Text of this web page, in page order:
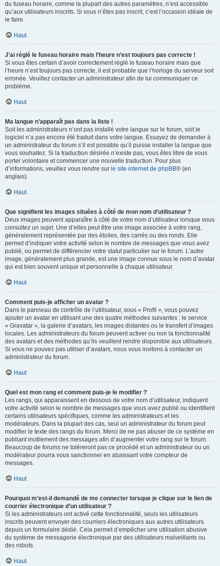
du fuseau horaire, comme la plupart des autres paramètres, n’est accessible
qu’aux utilisateurs inscrits. Si vous n’êtes pas inscrit, c’est l’occasion idéale de
le faire.
Haut
J’ai réglé le fuseau horaire mais l’heure n’est toujours pas correcte !
Si vous êtes certain d’avoir correctement réglé le fuseau horaire mais que
l’heure n’est toujours pas correcte, il est probable que l’horloge du serveur soit
erronée. Veuillez contacter un administrateur afin de lui communiquer ce
problème.
Haut
Ma langue n’apparaît pas dans la liste !
Soit les administrateurs n’ont pas installé votre langue sur le forum, soit le
logiciel n’a pas encore été traduit dans votre langue. Essayez de demander à
un administrateur du forum s’il est possible qu’il puisse installer la langue que
vous souhaitez. Si la traduction désirée n’existe pas, vous êtes libre de vous
porter volontaire et commencer une nouvelle traduction. Pour plus
d’informations, veuillez vous rendre sur le site internet de phpBB® (en
anglais).
Haut
Que signifient les images situées à côté de mon nom d’utilisateur ?
Deux images peuvent apparaître à côté de votre nom d’utilisateur lorsque vous
consultez un sujet. Une d’elles peut être une image associée à votre rang,
généralement représentée par des étoiles, des carrés ou des ronds. Elle
permet d’indiquer votre activité selon le nombre de messages que vous avez
publié, ou permet de différencier votre statut particulier sur le forum. L’autre
image, généralement plus grande, est une image connue sous le nom d’avatar
qui est bien souvent unique et personnelle à chaque utilisateur.
Haut
Comment puis-je afficher un avatar ?
Dans le panneau de contrôle de l’utilisateur, sous « Profil », vous pouvez
ajouter un avatar en utilisant une des quatre méthodes suivantes : le service
« Gravatar », la galerie d’avatars, les images distantes ou le transfert d’images
locales. Les administrateurs du forum peuvent activer ou non la fonctionnalité
des avatars et des méthodes qu’ils veuillent rendre disponible aux utilisateurs.
Si vous ne pouvez pas utiliser d’avatars, nous vous invitons à contacter un
administrateur du forum.
Haut
Quel est mon rang et comment puis-je le modifier ?
Les rangs, qui apparaissent en dessous de votre nom d’utilisateur, indiquent
votre activité selon le nombre de messages que vous avez publié ou identifient
certains utilisateurs spécifiques, comme les administrateurs et les
modérateurs. Dans la plupart des cas, seul un administrateur du forum peut
modifier le texte des rangs du forum. Merci de ne pas abuser de ce système en
publiant inutilement des messages afin d’augmenter votre rang sur le forum.
Beaucoup de forums ne toléreront pas ce procédé et un administrateur ou un
modérateur pourra vous sanctionner en abaissant votre compteur de
messages.
Haut
Pourquoi m’est-il demandé de me connecter lorsque je clique sur le lien de
courrier électronique d’un utilisateur ?
Si les administrateurs ont activé cette fonctionnalité, seuls les utilisateurs
inscrits peuvent envoyer des courriers électroniques aux autres utilisateurs
depuis un formulaire dédié. Cela permet d’empêcher une utilisation abusive
du système de messagerie électronique par des utilisateurs malveillants ou
des robots.
Haut